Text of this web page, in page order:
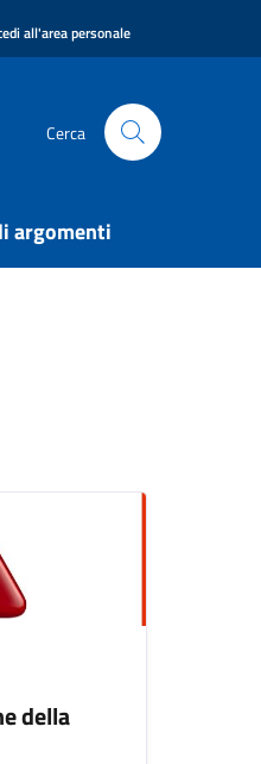
all'area personale
Cerca
argomenti
della